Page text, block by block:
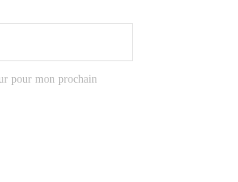
pour mon prochain